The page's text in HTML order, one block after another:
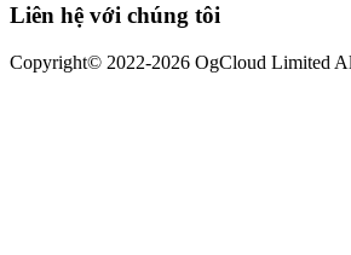
Liên hệ với chúng tôi
Copyright© 2022-2026 OgCloud Limited